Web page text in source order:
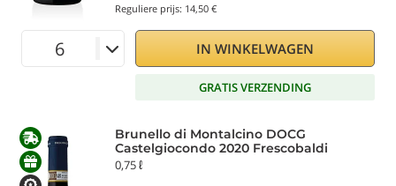
Reguliere prijs: 14,50 €
IN WINKELWAGEN
GRATIS VERZENDING
Brunello di Montalcino DOCG
Castelgiocondo 2020 Frescobaldi
0,75 ℓ